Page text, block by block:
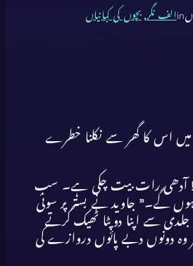
inالف نگر, بچوں کی کہانیاں
اس کا گھر سے نکلنا خطرے
آدھی رات بیت چکی ہے۔ سب
ہوں گے۔” جاوید نے بستر پر سوئی
جلدی سے اپنا دوپٹا ٹھیک کرتے
وہ دونوں دبے پائوں دروازے کی